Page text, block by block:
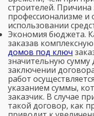
строителей.
профессионализме
использовании
Экономия бюджета.
заказав комплексную
домов под ключ
значительную сумму
заключении
работ
указанием суммы,
заказчик. В случае
такой договор, как